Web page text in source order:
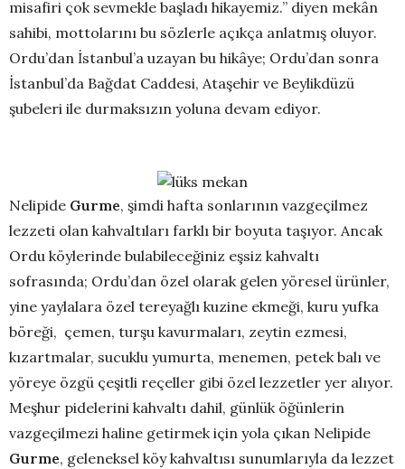
misafiri çok sevmekle başladı hikayemiz.’’ diyen mekân
sahibi, mottolarını bu sözlerle açıkça anlatmış oluyor.
Ordu’dan İstanbul’a uzayan bu hikâye; Ordu’dan sonra
İstanbul’da Bağdat Caddesi, Ataşehir ve Beylikdüzü
şubeleri ile durmaksızın yoluna devam ediyor.
Nelipide Gurme, şimdi hafta sonlarının vazgeçilmez
lezzeti olan kahvaltıları farklı bir boyuta taşıyor. Ancak
Ordu köylerinde bulabileceğiniz eşsiz kahvaltı
sofrasında; Ordu’dan özel olarak gelen yöresel ürünler,
yine yaylalara özel tereyağlı kuzine ekmeği, kuru yufka
böreği, çemen, turşu kavurmaları, zeytin ezmesi,
kızartmalar, sucuklu yumurta, menemen, petek balı ve
yöreye özgü çeşitli reçeller gibi özel lezzetler yer alıyor.
Meşhur pidelerini kahvaltı dahil, günlük öğünlerin
vazgeçilmezi haline getirmek için yola çıkan Nelipide
Gurme, geleneksel köy kahvaltısı sunumlarıyla da lezzet